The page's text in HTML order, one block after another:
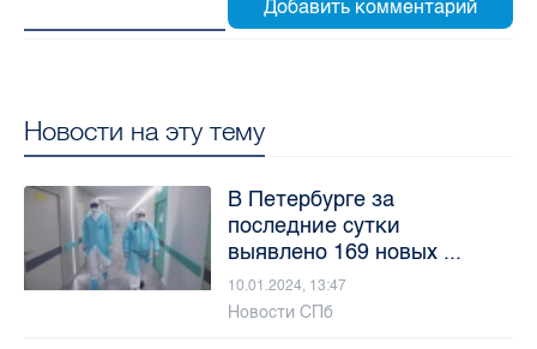
Новости на эту тему
В Петербурге за
последние сутки
выявлено 169 новых ...
10.01.2024, 13:47
Новости СПб